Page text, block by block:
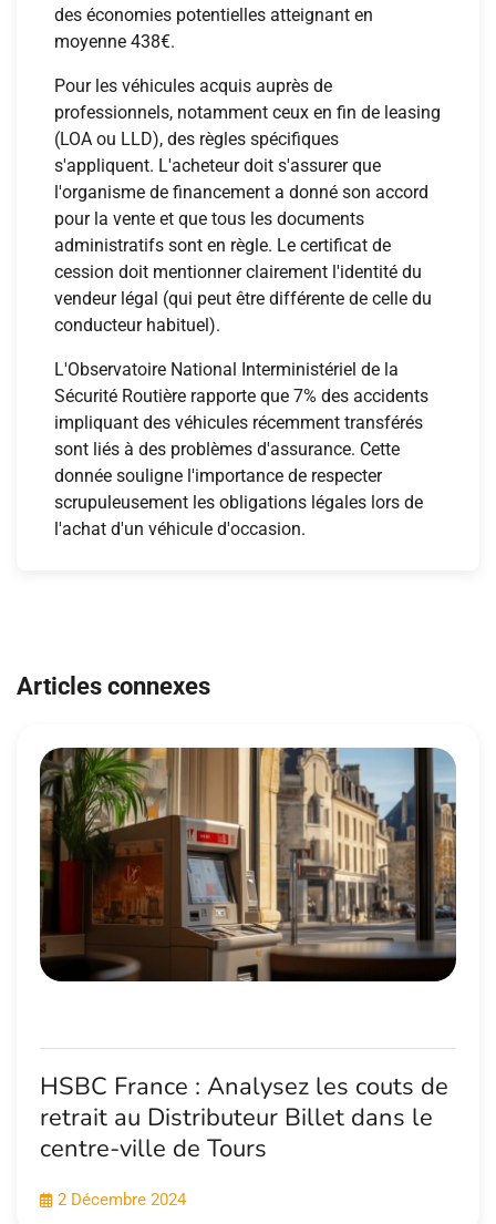
des économies potentielles atteignant en
moyenne 438€.
Pour les véhicules acquis auprès de
professionnels, notamment ceux en fin de leasing
(LOA ou LLD), des règles spécifiques
s'appliquent. L'acheteur doit s'assurer que
l'organisme de financement a donné son accord
pour la vente et que tous les documents
administratifs sont en règle. Le certificat de
cession doit mentionner clairement l'identité du
vendeur légal (qui peut être différente de celle du
conducteur habituel).
L'Observatoire National Interministériel de la
Sécurité Routière rapporte que 7% des accidents
impliquant des véhicules récemment transférés
sont liés à des problèmes d'assurance. Cette
donnée souligne l'importance de respecter
scrupuleusement les obligations légales lors de
l'achat d'un véhicule d'occasion.
de
Articles connexes
HSBC France : Analysez les couts de
retrait au Distributeur Billet dans le
centre-ville de Tours
2 Décembre 2024